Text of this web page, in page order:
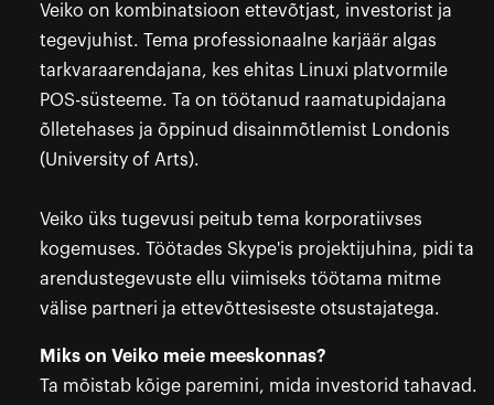
Veiko on kombinatsioon ettevõtjast, investorist ja
tegevjuhist. Tema professionaalne karjäär algas
tarkvaraarendajana, kes ehitas Linuxi platvormile
POS-süsteeme. Ta on töötanud raamatupidajana
õlletehases ja õppinud disainmõtlemist Londonis
(University of Arts).
Veiko üks tugevusi peitub tema korporatiivses
kogemuses. Töötades Skype'is projektijuhina, pidi ta
arendustegevuste ellu viimiseks töötama mitme
välise partneri ja ettevõttesiseste otsustajatega.
Miks on Veiko meie meeskonnas?
Ta mõistab kõige paremini, mida investorid tahavad.